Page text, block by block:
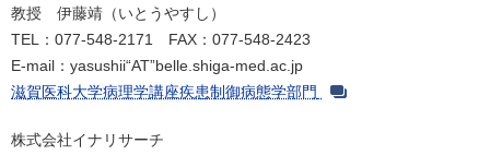
教授 伊藤靖（いとうやすし）
TEL：077-548-2171 FAX：077-548-2423
E-mail：yasushii“AT”belle.shiga-med.ac.jp
滋賀医科大学病理学講座疾患制御病態学部門
株式会社イナリサーチ